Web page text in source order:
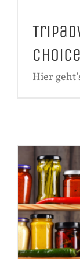
Hier